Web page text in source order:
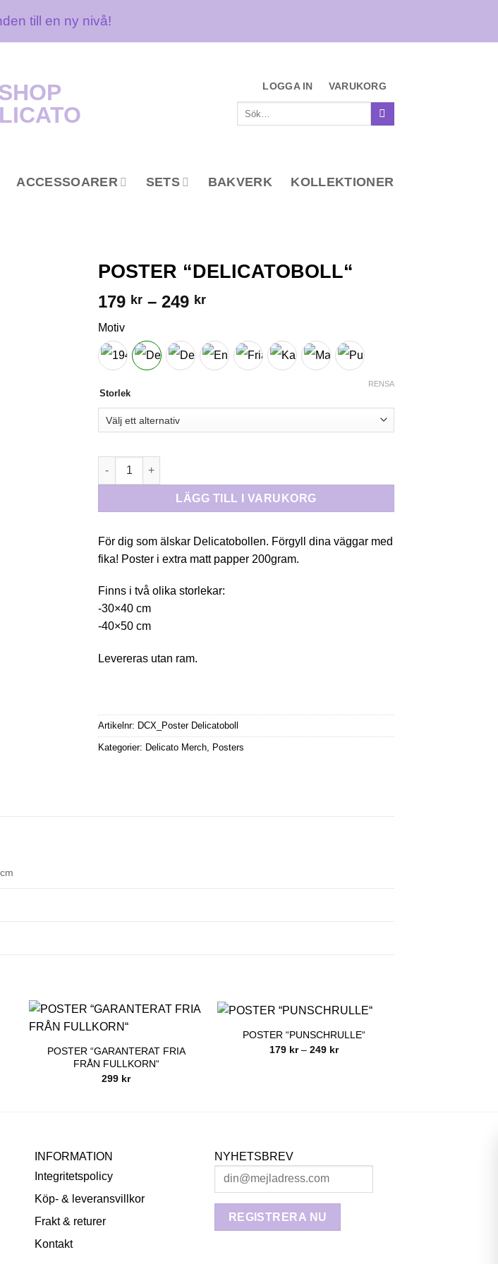
till en ny nivå!
LOGGA IN VARUKORG
ACCESSOARER SETS BAKVERK KOLLEKTIONER
POSTER “DELICATOBOLL“
179 kr – 249 krPrisintervall:
249 kr
Motiv
Storlek
RENSA
POSTER “DELICATOBOLL“ mängd
LÄGG TILL I VARUKORG
För dig som älskar Delicatobollen. Förgyll dina väggar med
fika! Poster i extra matt papper 200gram.
Finns i två olika storlekar:
-30×40 cm
-40×50 cm
Levereras utan ram.
Artikelnr: DCX_Poster Delicatoboll
Kategorier: Delicato Merch Posters
POSTER “GARANTERAT FRIA
FRÅN FULLKORN“
299 kr
POSTER “PUNSCHRULLE“
179 kr – 249 krPrisintervall:
INFORMATION
Integritetspolicy
Köp- & leveransvillkor
Frakt & returer
Kontakt
NYHETSBREV